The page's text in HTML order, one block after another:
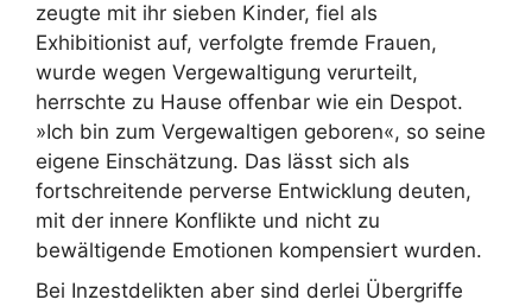
zeugte mit ihr sieben Kinder, fiel als
Exhibitionist auf, verfolgte fremde Frauen,
wurde wegen Vergewaltigung verurteilt,
herrschte zu Hause offenbar wie ein Despot.
»Ich bin zum Vergewaltigen geboren«, so seine
eigene Einschätzung. Das lässt sich als
fortschreitende perverse Entwicklung deuten,
mit der innere Konflikte und nicht zu
bewältigende Emotionen kompensiert wurden.
Bei Inzestdelikten aber sind derlei Übergriffe